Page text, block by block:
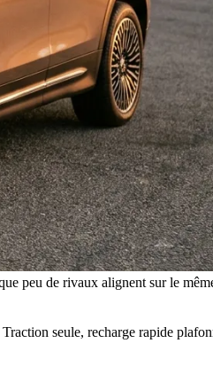
peu de rivaux alignent sur le
seule, recharge rapide